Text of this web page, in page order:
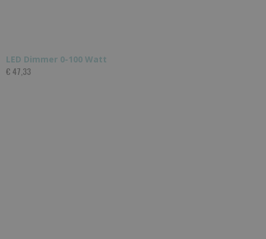
LED Dimmer 0-100 Watt
€ 47,33